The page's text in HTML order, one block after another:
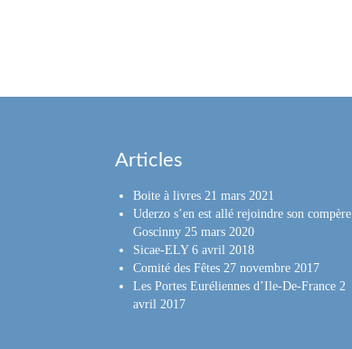
Articles
Boite à livres 21 mars 2021
Uderzo s’en est allé rejoindre son compère
Goscinny 25 mars 2020
Sicae-ELY 6 avril 2018
Comité des Fêtes 27 novembre 2017
Les Portes Euréliennes d’Ile-De-France 2
avril 2017